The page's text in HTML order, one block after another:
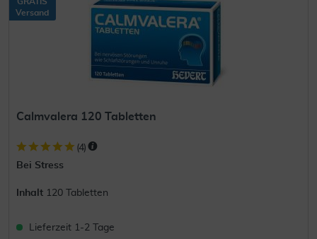
Versand
Calmvalera 120 Tabletten
(4)
Bei Stress
Inhalt 120 Tabletten
Lieferzeit 1-2 Tage